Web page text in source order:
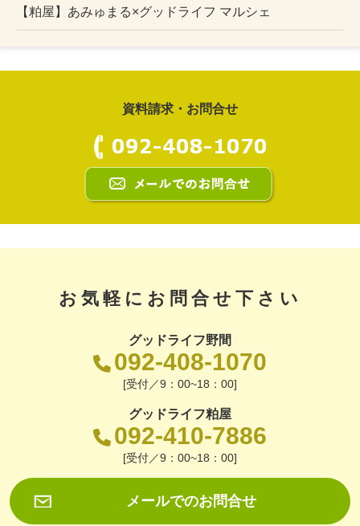
【粕屋】あみゅまる×グッドライフ マルシェ
資料請求・お問合せ
お気軽にお問合せ下さい
グッドライフ野間
092-408-1070
[受付／9：00~18：00]
グッドライフ粕屋
092-410-7886
[受付／9：00~18：00]
メールでのお問合せ